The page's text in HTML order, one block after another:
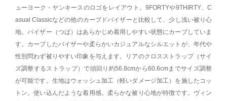
ューヨーク・ヤンキースのロゴをレイアウト。9FORTYや9THIRTY、C
asual Classicなどの他のカーブドバイザーと比較して、少し浅い被り心
地。バイザー（つば）はあらかじめ着用しやすい状態にカーブしていま
す。カーブしたバイザーや柔らかいカジュアルなシルエットが、年代や
性別問わず被りやすい印象を与えます。リアのクロスストラップ（サイ
ズ調整するストラップ）で頭回り約56.8cmから60.6cmまでサイズ調整
が可能です。生地はウォッシュ加工（軽いダメージ加工）を施したコッ
トン。使い込んだような着用感。柔らかな被り心地が特徴です。ヴィン